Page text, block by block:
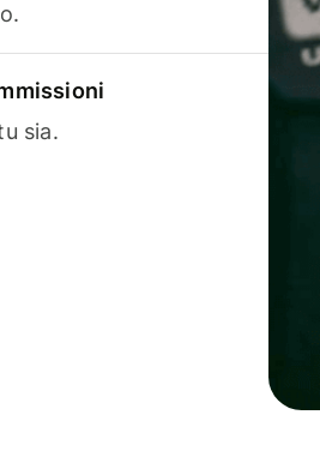
sia.